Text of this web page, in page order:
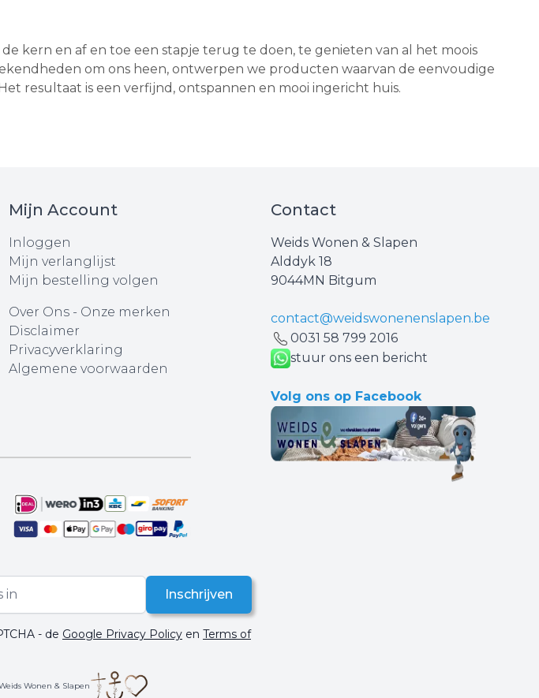
kern en af en toe een stapje terug te doen, te genieten van al het moois
om ons heen, ontwerpen we producten waarvan de eenvoudige
resultaat is een verfijnd, ontspannen en mooi ingericht huis.
Mijn Account
Inloggen
Mijn verlanglijst
Mijn bestelling volgen
Over Ons- Onze merken
Disclaimer
Privacyverklaring
Algemene voorwaarden
Contact
Weids Wonen & Slapen
Alddyk 18
9044MN Bitgum
contact@weidswonenenslapen.be
0031 ‪58 799 2016‬
stuur ons een bericht
Volg ons op Facebook
Inschrijven
- de Google Privacy Policy en Terms of
Wonen & Slapen